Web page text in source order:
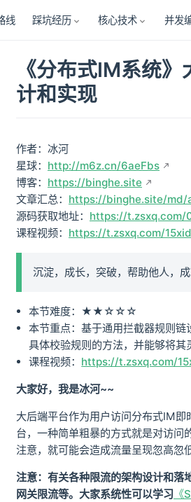
线 踩坑经历 核心技术 并发
《分布式IM系统
计和实现
作者：冰河
星球： http://m6z.cn/6aeFbs
博客： https://binghe.site
文章汇总： https://binghe.site/md/
源码获取地址： https://t.zsxq.com/
课程视频： https://t.zsxq.com/
沉淀，成长，突破，帮助他人，成
本节难度：★★☆☆☆
本节重点：基于通用拦截器规则
具体校验规则的方法，并能够将其
课程视频： https://t.zsxq.com/
大家好，我是冰河~~
大后端平台作为用户访问分布式IM
台，一种简单粗暴的方式就是对访问
注意，就可能会造成流量呈现忽高忽
注意：有关各种限流的架构设计和落
网关限流等。大家系统性可以学习 《